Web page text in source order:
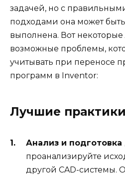
задачей, но с
подходами она может
выполнена. Вот
возможные проблемы,
учитывать при переносе
программ в Inventor:
Лучшие
Анализ и
проанализируйте
другой CAD-системы.